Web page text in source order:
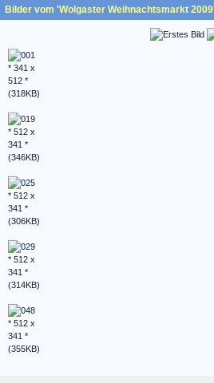
Bilder vom 'Wolgaster Weihnachtsmarkt